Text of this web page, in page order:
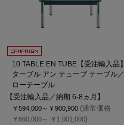
10 TABLE EN TUBE【受注輸入品】
ターブル アン テューブ テーブル／
ローテーブル
【受注輸入品／納期 6-8ヵ月】
￥594,000～ ￥900,900 (通常価格
￥660,000～ ￥1,001,000)